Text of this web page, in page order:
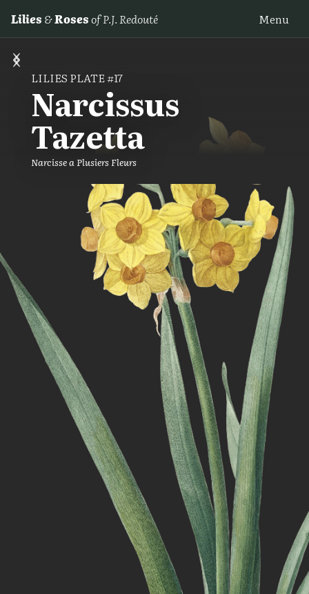
Lilies &Rosesof P.J. Redouté Menu
LILIES PLATE #17
Narcissus
Tazetta
Narcisse a Plusiers Fleurs
‹
›